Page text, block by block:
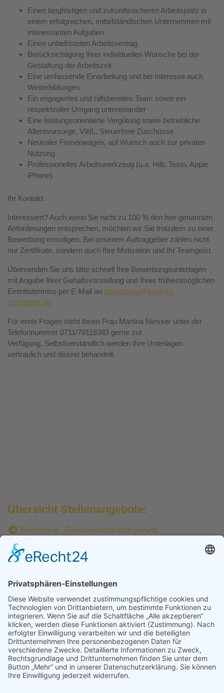
Einen langfristigen und zukunftssicheren Arbeitsplatz in
einem erfolgreichen, mittelständischen Unternehmen mit
interessanten Aufgaben
Einen unbefristeten Arbeitsvertrag
Berücksichtigung Ihrer individuellen Wünsche bei der
Gestaltung der Arbeitszeit
Eine umfassende Einarbeitung und bei Interesse auch
Weiterbildungen
Ein engagiertes und hilfsbereites Team sowie ein
respektvoller Umgang untereinander
Eine leistungsorientierte Vergütung sowie betriebliche
Altersvorsorge, VWL, Steuerfreie Zuschüsse
Neutraler Firmenwagen, auf Wunsch auch zur privaten
Nutzung
Professionelles Arbeitswerkzeug (u.a. Hilti, Testo, Apple
iPhone)
Ihr Kontakt:
Interessiert? Auch wenn Sie nicht zu 100 % den hier genannten
Anforderungen entsprechen, möchten wir Sie trotzdem zu einer
Bewerbung ermutigen. Bei unserem Auftraggeber zählen nicht
nur Zertifikate, sondern auch Ihre Motivation und Ihr Teamgeist.
Übersenden Sie uns bitte schnell Ihre Bewerbungsunterlagen
mit Angabe Ihrer Gehaltsvorstellung und Ihres frühestmöglichen
Eintrittstermins per E-Mail an bewerbung@sunlight-
consulting.de
Für erste Fragen steht Ihnen Frau Martina Niesser unter der
Telefonnummer 0711/78118383 gerne zur
Verfügung. Selbstverständlich werden Ihre Unterlagen
vertraulich und diskret behandelt.
Übersicht Stellenangebote:
Elektroniker - Gebäudeautomation (m/w/d)
KONTAKT
Sunlight Consulting - Martina Niesser
Stockholmer Platz 1
im ePLAZA office center
70173 Stuttgart
☎ 0711 78118383
✉ info@sunlight-consulting.de